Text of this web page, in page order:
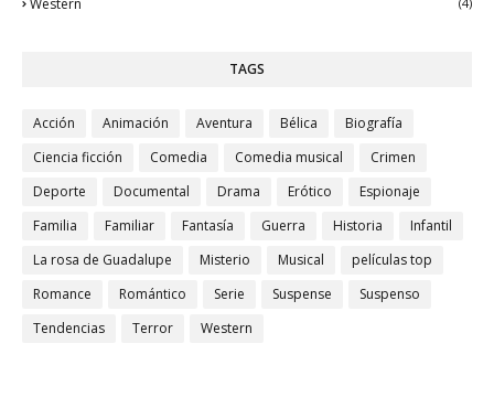
Western
TAGS
Acción Animación Aventura Bélica
Biografía
Ciencia ficción
Comedia Comedia musical
Crimen
Deporte
Documental Drama Erótico
Espionaje
Familia
Familiar Fantasía Guerra Historia
Infantil
La rosa de Guadalupe
Misterio Musical
películas top
Romance
Romántico Serie Suspense
Suspenso
Tendencias
Terror Western